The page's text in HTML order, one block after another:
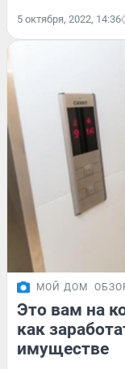
5 октября, 2022, 14:36
МОЙ ДОМ
Это вам на
как
имуществе